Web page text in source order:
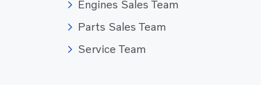
Engines Sales Team
Parts Sales Team
Service Team